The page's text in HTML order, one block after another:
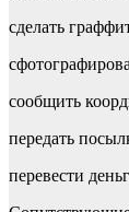
сделать
сообщить
передать
перевести